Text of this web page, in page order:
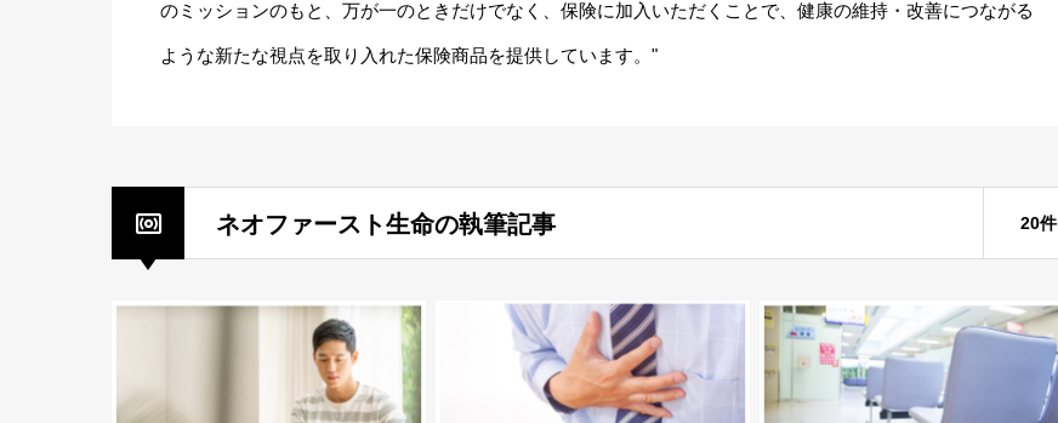
のミッションのもと、万が一のときだけでなく、保険に加入いただくことで、健康の維持・改善につながる
ような新たな視点を取り入れた保険商品を提供しています。"
ネオファースト生命の執筆記事 20件